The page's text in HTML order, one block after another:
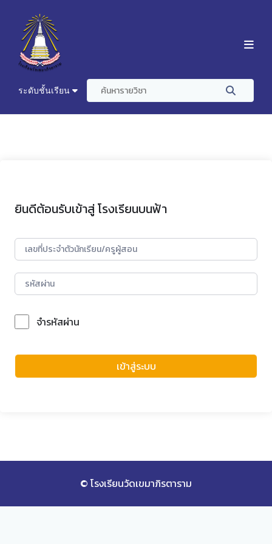
ระดับชั้นเรียน
ยินดีต้อนรับเข้าสู่ โรงเรียนบนฟ้า
จำรหัสผ่าน
เข้าสู่ระบบ
© โรงเรียนวัดเขมาภิรตาราม